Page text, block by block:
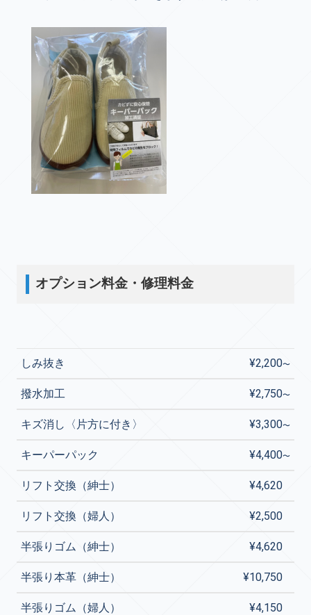
オプション料金・修理料金
しみ抜き ¥2,200
撥水加工 ¥2,750
キズ消し〈片方に付き〉 ¥3,300
キーパーパック ¥4,400
リフト交換（紳士） ¥4,620
リフト交換（婦人） ¥2,500
半張りゴム（紳士） ¥4,620
半張り本革（紳士） ¥10,750
半張りゴム（婦人） ¥4,150